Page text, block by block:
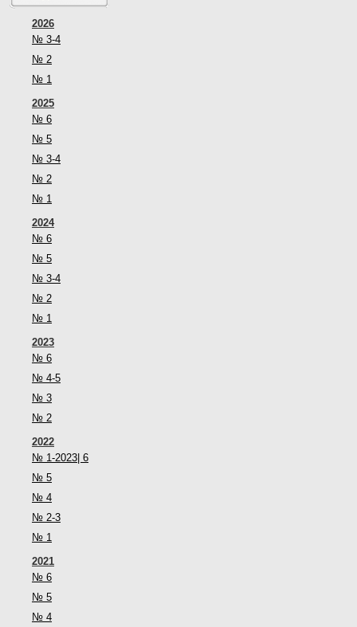
2026
№ 3-4
№ 2
№ 1
2025
№ 6
№ 5
№ 3-4
№ 2
№ 1
2024
№ 6
№ 5
№ 3-4
№ 2
№ 1
2023
№ 6
№ 4-5
№ 3
№ 2
2022
№ 1-2023| 6
№ 5
№ 4
№ 2-3
№ 1
2021
№ 6
№ 5
№ 4